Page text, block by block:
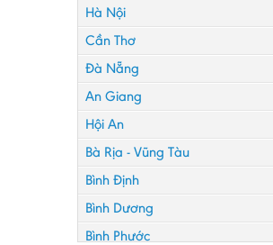
Hà Nội
Cần Thơ
Đà Nẵng
An Giang
Hội An
Bà Rịa - Vũng Tàu
Bình Định
Bình Dương
Bình Phước